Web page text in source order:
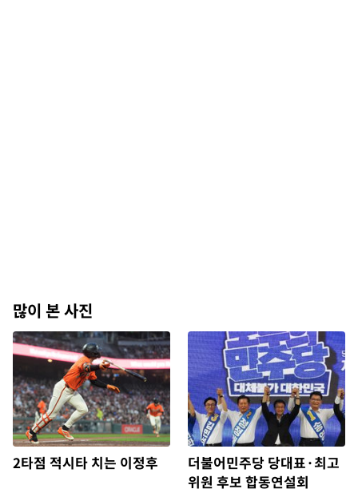
많이 본 사진
2타점 적시타 치는 이정후
더불어민주당 당대표·최고
위원 후보 합동연설회